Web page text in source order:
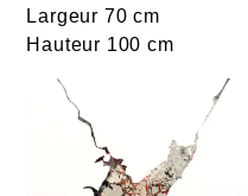
Largeur 70 cm
Hauteur 100 cm